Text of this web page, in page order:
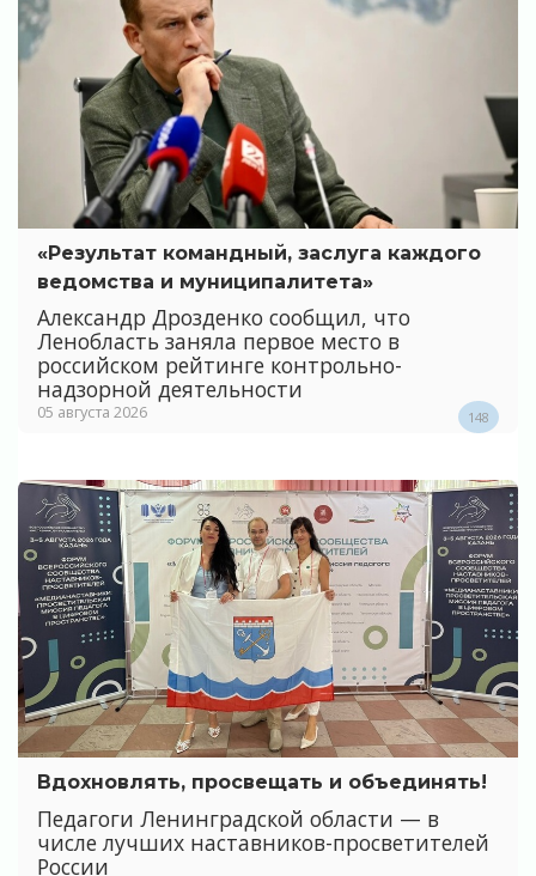
«Результат командный, заслуга каждого
ведомства и муниципалитета»
Александр Дрозденко сообщил, что
Ленобласть заняла первое место в
российском рейтинге контрольно-
надзорной деятельности
05 августа 2026 148
Вдохновлять, просвещать и объединять!
Педагоги Ленинградской области — в
числе лучших наставников-просветителей
России